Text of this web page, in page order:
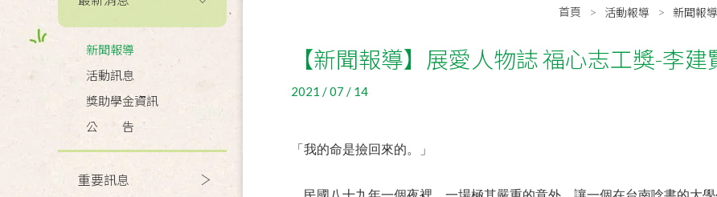
新聞報導
活動訊息
獎助學金資訊
公 告
重要訊息
首頁 活動報導 新聞報導
【新聞報導】展愛人物誌 福心志工獎-李建
2021 / 07 / 14
「我的命是撿回來的。」